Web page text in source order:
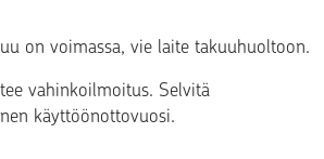
on voimassa, vie laite takuuhuoltoon.
vahinkoilmoitus. Selvitä
käyttöönottovuosi.